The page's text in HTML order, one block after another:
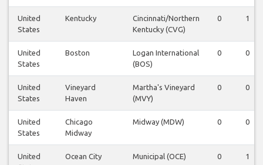
United
States
Kentucky
Cincinnati/Northern
Kentucky (CVG)
0 1
United
States
Boston
Logan International
(BOS)
0 0
United
States
Vineyard
Haven
Martha's Vineyard
(MVY)
0 0
United
States
Chicago
Midway
Midway (MDW) 0 0
United
Ocean City Municipal (OCE) 0 1